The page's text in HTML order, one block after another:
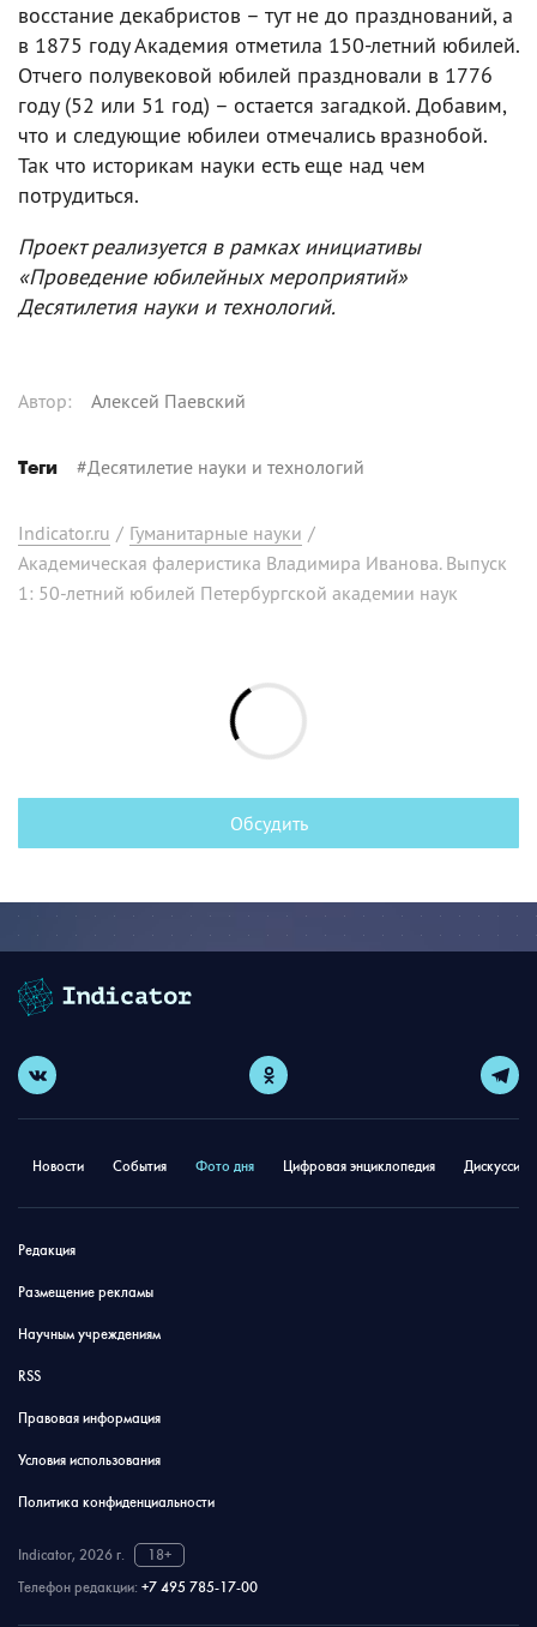
восстание декабристов – тут не до празднований, а
в 1875 году Академия отметила 150-летний юбилей.
Отчего полувековой юбилей праздновали в 1776
году (52 или 51 год) – остается загадкой. Добавим,
что и следующие юбилеи отмечались вразнобой.
Так что историкам науки есть еще над чем
потрудиться.
Проект реализуется в рамках инициативы
«Проведение юбилейных мероприятий»
Десятилетия науки и технологий.
Автор: Алексей Паевский
Теги #Десятилетие науки и технологий
Indicator.ru / Гуманитарные науки /
Академическая фалеристика Владимира Иванова. Выпуск
1: 50-летний юбилей Петербургской академии наук
Обсудить
Новости События Фото дня Цифровая энциклопедия
Редакция
Размещение рекламы
Научным учреждениям
RSS
Правовая информация
Условия использования
Политика конфиденциальности
Indicator, 2026 г.
18+
Телефон редакции: +7 495 785-17-00